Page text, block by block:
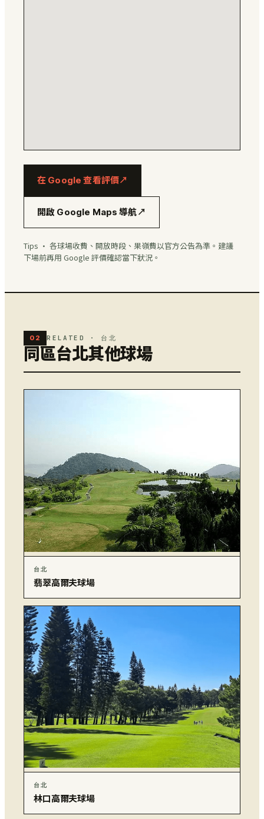
在 Google 查看評價↗
開啟 Google Maps 導航↗
Tips · 各球場收費、開放時段、果嶺費以官方公告為準。建議
下場前再用 Google 評價確認當下狀況。
02 RELATED · 台北
同區台北其他球場
台北
翡翠高爾夫球場
台北
林口高爾夫球場